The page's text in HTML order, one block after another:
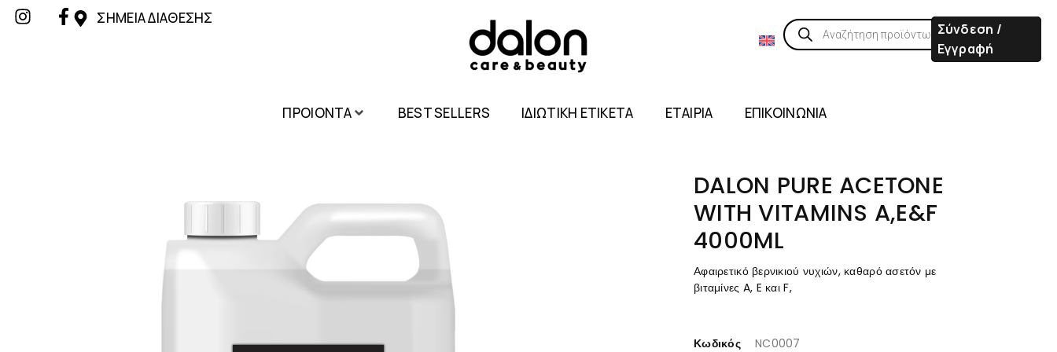
ΣΗΜΕΙΑ ΔΙΑΘΕΣΗΣ
Σύνδεση /
Εγγραφή
ΠΡΟΙΟΝΤΑ BEST SELLERS ΙΔΙΩΤΙΚΗ ΕΤΙΚΕΤΑ ΕΤΑΙΡΙΑ ΕΠΙΚΟΙΝΩΝΙΑ
DALON PURE ACETONE
WITH VITAMINS A,E&F
4000ML
Αφαιρετικό βερνικιού νυχιών, καθαρό ασετόν με
βιταμίνες A, E και F,
Κωδικός NC0007